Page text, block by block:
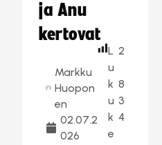
ja Anu
kertovat
Markku
Huopon
en
02.07.2
026
L
u
k
u
k
e
2
8
3
4